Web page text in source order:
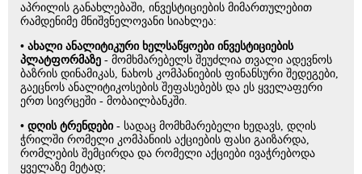
აპრილის განახლებაში, ინვესტიციების მიმართულებით
რამდენიმე მნიშვნელოვანი სიახლეა:
• ახალი ანალიტიკური ხელსაწყოები ინვესტიციების
პლატფორმაზე - მომხმარებელს შეუძლია თვალი ადევნოს
ბაზრის დინამიკას, ნახოს კომპანიების ფინანსური შედეგები,
გაეცნოს ანალიტიკოსების შეფასებებს და ეს ყველაფერი
ერთ სივრცეში - მობაილბანკში.
• დღის ტრენდები - სადაც მომხმარებელი ხედავს, დღის
ჭრილში რომელი კომპანიის აქციების ფასი გაიზარდა,
რომლების შემცირდა და რომელი აქციები ივაჭრებოდა
ყველაზე მეტად;